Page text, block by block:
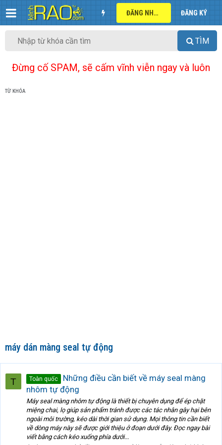
ĐĂNG NHẬP ĐĂNG KÝ
TÌM
Đừng cố SPAM, sẽ cấm vĩnh viễn ngay và luôn
TỪ KHÓA
máy dán màng seal tự động
T Toàn quốc
Những điều cần biết về máy seal màng
nhôm tự động
Máy seal màng nhôm tự động là thiết bị chuyên dụng để ép chặt
miệng chai, lọ giúp sản phẩm tránh được các tác nhân gây hại bên
ngoài môi trường, kéo dài thời gian sử dụng. Mọi thông tin cần biết
về dòng máy này sẽ được giới thiệu ở đoạn dưới đây. Đọc ngay bài
viết bằng cách kéo xuống phía dưới...